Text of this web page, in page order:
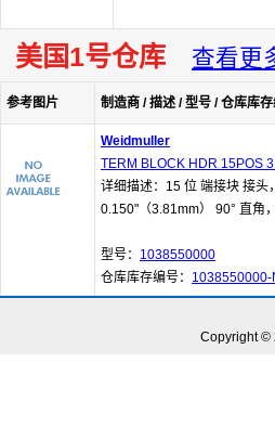
美国1号仓库 查看更
参考图片 制造商 / 描述 / 型号 / 仓库库
Weidmuller
TERM BLOCK HDR 15POS
详细描述：15 位 端接块 接头
0.150"（3.81mm） 90° 直角
型号： 1038550000
仓库库存编号： 1038550000-
Copyright ©